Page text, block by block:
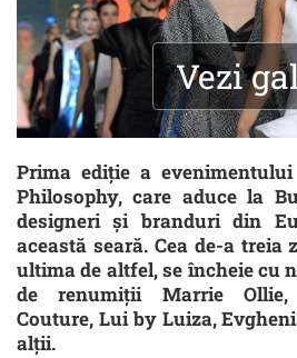
Vezi
Prima ediție a
Philosophy, care aduce la
designeri și branduri din
această seară. Cea de-a
ultima de altfel, se încheie cu
de renumiții Marrie
Couture, Lui by Luiza,
alții.